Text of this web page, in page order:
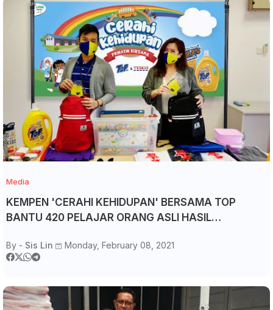
Media
KEMPEN 'CERAHI KEHIDUPAN' BERSAMA TOP
BANTU 420 PELAJAR ORANG ASLI HASIL
By - Sis Lin Monday, February 08, 2021